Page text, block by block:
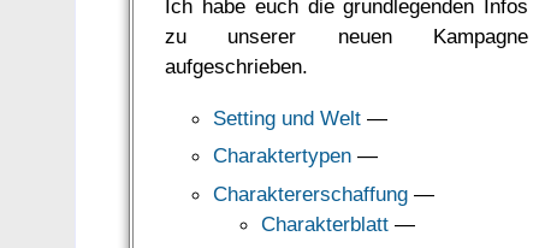
Ich habe euch die grundlegenden Infos
zu unserer neuen Kampagne
aufgeschrieben.
Setting und Welt—
Charaktertypen—
Charaktererschaffung—
Charakterblatt—